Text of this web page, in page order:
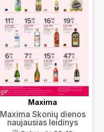
Maxima
Maxima Skonių dienos
naujausias leidinys